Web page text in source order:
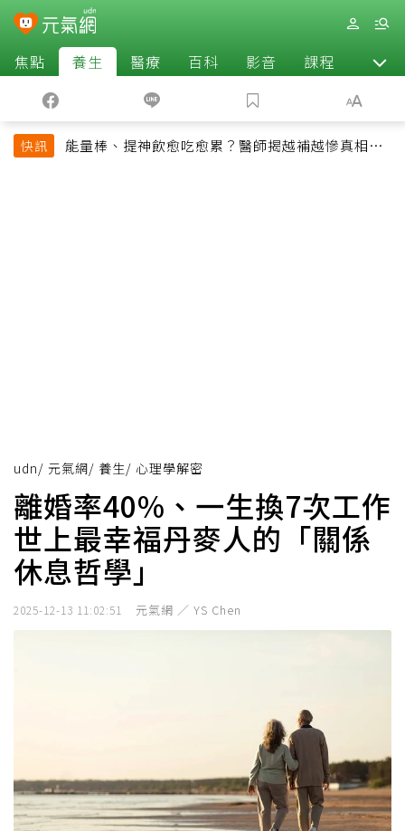
焦點 養生 醫療 百科 影音 課程 退休
快訊
能量棒、提神飲愈吃愈累？醫師揭越補越慘真相：
udn/ 元氣網/ 養生/ 心理學解密
離婚率40%、一生換7次工作
世上最幸福丹麥人的「關係
休息哲學」
2025-12-13 11:02:51 元氣網 ／ YS Chen